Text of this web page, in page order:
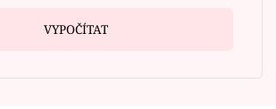
VYPOČÍTAT